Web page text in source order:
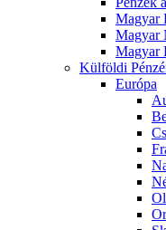
Magyar
Magyar
Magyar
Külföldi
Európa